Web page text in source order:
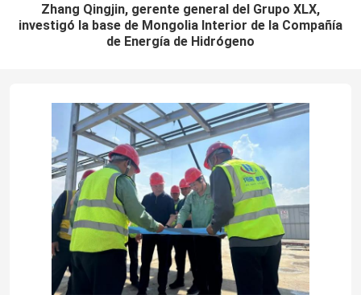
Zhang Qingjin, gerente general del Grupo XLX,
investigó la base de Mongolia Interior de la Compañía
de Energía de Hidrógeno